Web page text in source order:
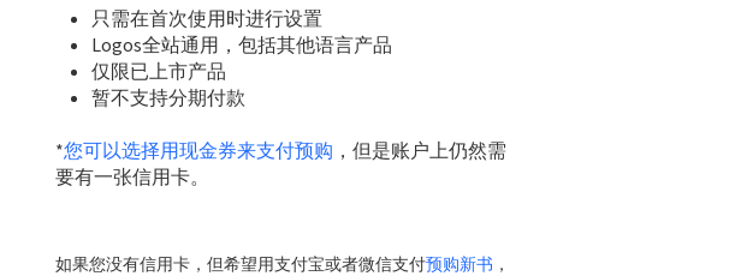
只需在首次使用时进行设置
Logos全站通用，包括其他语言产品
仅限已上市产品
暂不支持分期付款
*您可以选择用现金券来支付预购 ，但是账户上仍然需
要有一张信用卡。
如果您没有信用卡，但希望用支付宝或者微信支付预购新书 ，